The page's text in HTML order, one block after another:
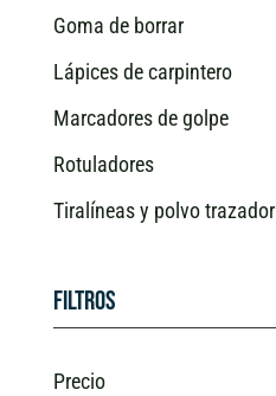
Goma de borrar
Lápices de carpintero
Marcadores de golpe
Rotuladores
Tiralíneas y polvo trazador
Filtros
Precio